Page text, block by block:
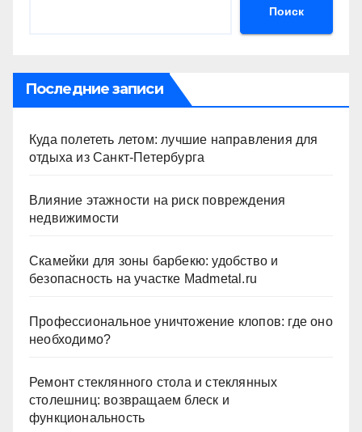
Поиск
Последние записи
Куда полететь летом: лучшие направления для
отдыха из Санкт-Петербурга
Влияние этажности на риск повреждения
недвижимости
Скамейки для зоны барбекю: удобство и
безопасность на участке Madmetal.ru
Профессиональное уничтожение клопов: где оно
необходимо?
Ремонт стеклянного стола и стеклянных
столешниц: возвращаем блеск и
функциональность